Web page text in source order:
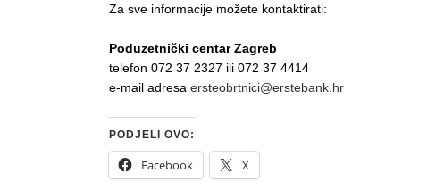
Za sve informacije možete kontaktirati:
Poduzetnički centar Zagreb
telefon 072 37 2327 ili 072 37 4414
e-mail adresa ersteobrtnici@erstebank.hr
PODJELI OVO:
Facebook X